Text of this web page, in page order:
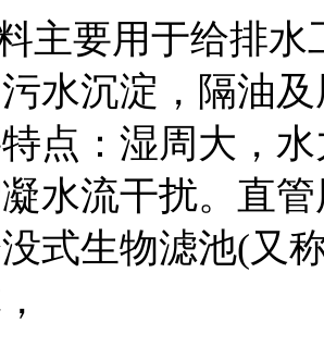
主要用于给排
水沉淀，隔油
点：湿周大，
水流干扰。直
式生物滤池(又